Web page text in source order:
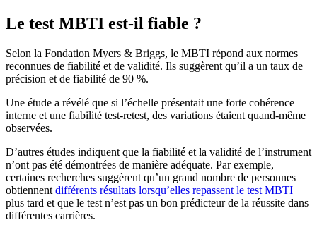
Le test MBTI est-il fiable ?
Selon la Fondation Myers & Briggs, le MBTI répond aux normes
reconnues de fiabilité et de validité. Ils suggèrent qu’il a un taux de
précision et de fiabilité de 90 %.
Une étude a révélé que si l’échelle présentait une forte cohérence
interne et une fiabilité test-retest, des variations étaient quand-même
observées.
D’autres études indiquent que la fiabilité et la validité de l’instrument
n’ont pas été démontrées de manière adéquate. Par exemple,
certaines recherches suggèrent qu’un grand nombre de personnes
obtiennent différents résultats lorsqu’elles repassent le test MBTI
plus tard et que le test n’est pas un bon prédicteur de la réussite dans
différentes carrières.